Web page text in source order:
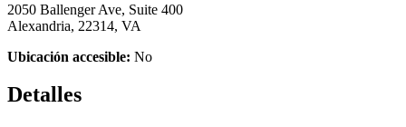
2050 Ballenger Ave, Suite 400
Alexandria, 22314, VA
Ubicación accesible: No
Detalles